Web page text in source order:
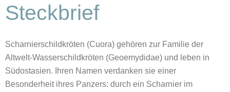
Steckbrief
Scharnierschildkröten (Cuora) gehören zur Familie der
Altwelt-Wasserschildkröten (Geoemydidae) und leben in
Südostasien. Ihren Namen verdanken sie einer
Besonderheit ihres Panzers: durch ein Scharnier im